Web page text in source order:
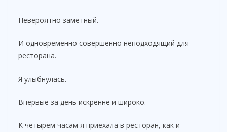
Невероятно заметный.
И одновременно совершенно неподходящий для
ресторана.
Я улыбнулась.
Впервые за день искренне и широко.
К четырём часам я приехала в ресторан, как и